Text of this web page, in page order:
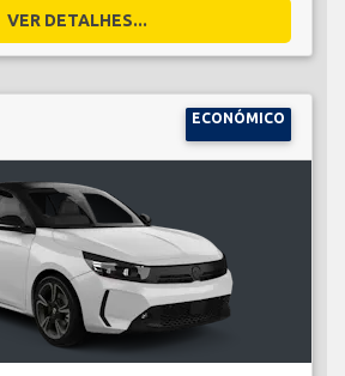
VER DETALHES...
ECONÓMICO